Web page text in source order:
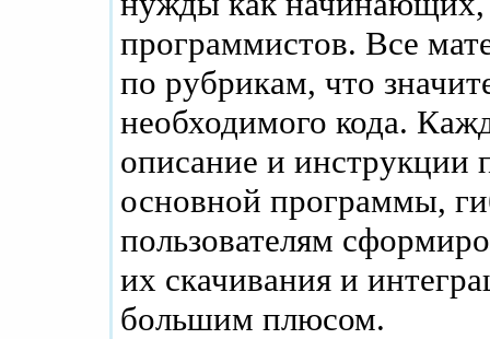
программистов. Все
по рубрикам, что
необходимого кода.
описание и инструкции
основной программы,
пользователям
их скачивания и
большим плюсом.